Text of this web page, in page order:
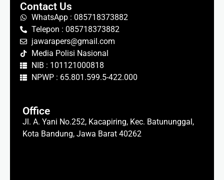
Contact Us
WhatsApp : 085718373882
Telepon : 085718373882
jawarapers@gmail.com
Media Polisi Nasional
NIB : 101121000818
NPWP : 65.801.599.5-422.000
Office
Jl. A. Yani No.252, Kacapiring, Kec. Batununggal,
Kota Bandung, Jawa Barat 40262